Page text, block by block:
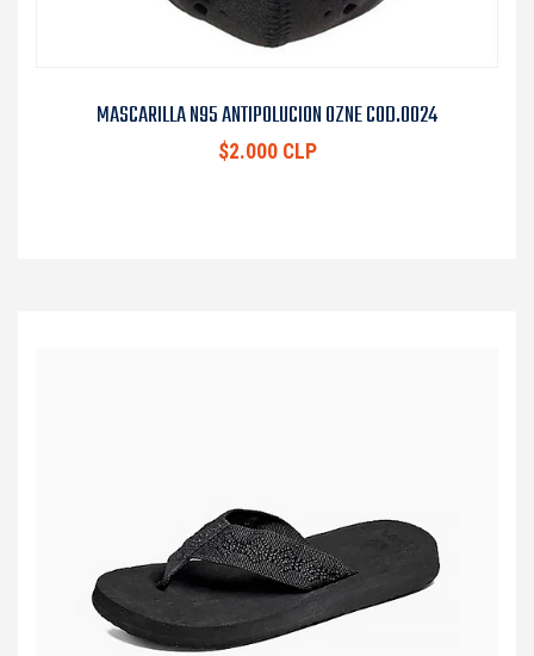
MASCARILLA N95 ANTIPOLUCION OZNE COD.0024
$2.000 CLP